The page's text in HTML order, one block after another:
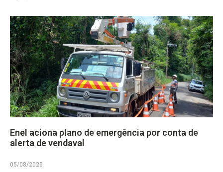
Enel aciona plano de emergência por conta de
alerta de vendaval
05/08/2026